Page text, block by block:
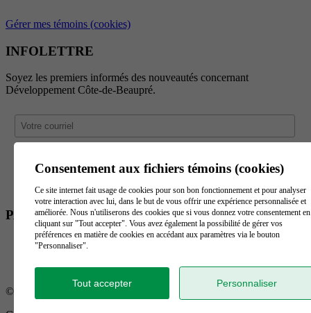
Gérer mes témoins (cookies)
INFOLETTRE
Soyez les premiers informés des nouveautés concernant
Développement Côte-de-Beaupré.
PARTENAIRES
© Tous droits réservés Développement Côte-de-Beaupré 2026
Consentement aux fichiers témoins (cookies)
Ce site internet fait usage de cookies pour son bon fonctionnement et pour analyser
votre interaction avec lui, dans le but de vous offrir une expérience personnalisée et
améliorée. Nous n'utiliserons des cookies que si vous donnez votre consentement en
cliquant sur "Tout accepter". Vous avez également la possibilité de gérer vos
préférences en matière de cookies en accédant aux paramètres via le bouton
"Personnaliser".
Tout accepter Personnaliser